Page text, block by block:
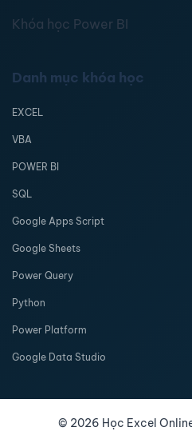
Khóa học Power BI
Danh mục khóa học
EXCEL
VBA
POWER BI
SQL
Google Apps Script
Google Sheets
Power Query
Python
Power Platform
Google Data Studio
© 2026 Học Excel